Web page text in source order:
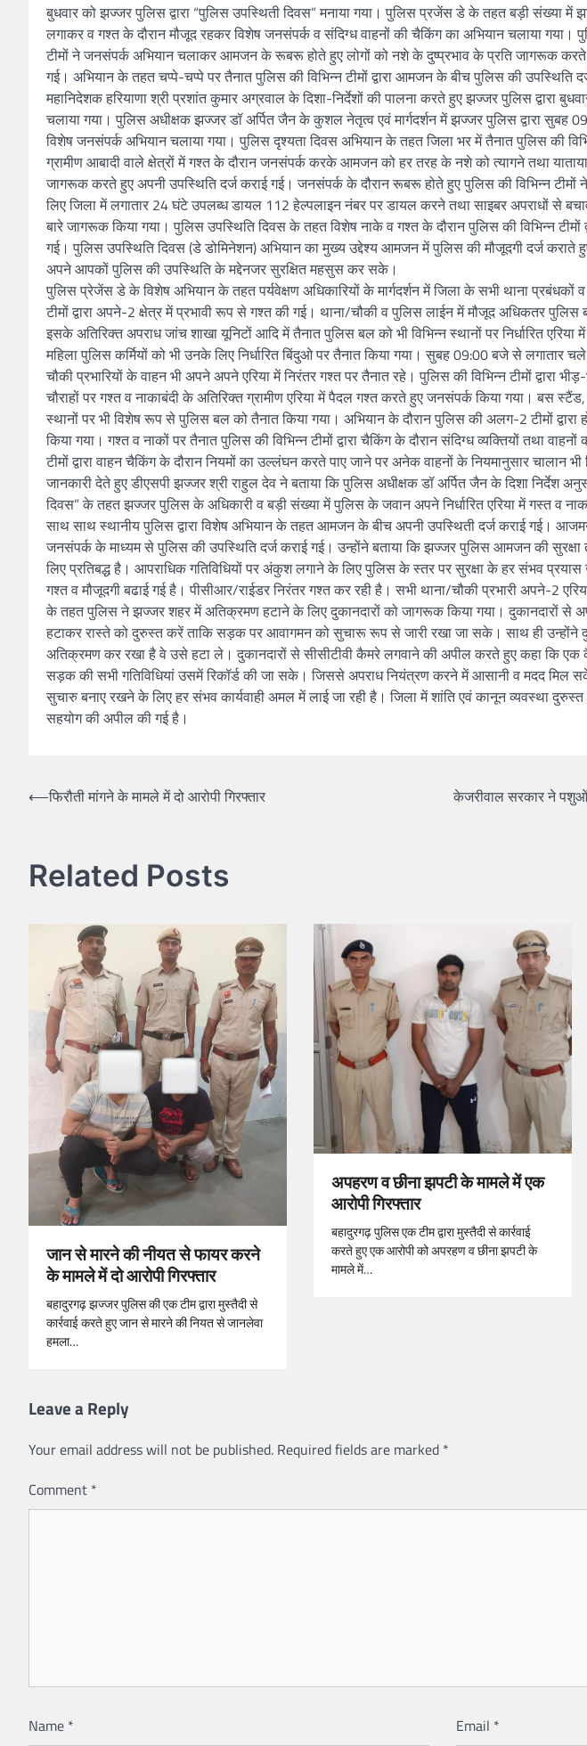
बुधवार को झज्जर पुलिस द्वारा “पुलिस उपस्थिती दिवस” मनाया गया। पुलिस प्रजेंस डे के तहत बड़ी संख्या में
लगाकर व गश्त के दौरान मौजूद रहकर विशेष जनसंपर्क व संदिग्ध वाहनों की चैकिंग का अभियान चलाया गया।
टीमों ने जनसंपर्क अभियान चलाकर आमजन के रूबरू होते हुए लोगों को नशे के दुष्प्रभाव के प्रति जागरूक
गई। अभियान के तहत चप्पे-चप्पे पर तैनात पुलिस की विभिन्न टीमों द्वारा आमजन के बीच पुलिस की उपस्थिति
महानिदेशक हरियाणा श्री प्रशांत कुमार अग्रवाल के दिशा-निर्देशों की पालना करते हुए झज्जर पुलिस द्वारा
चलाया गया। पुलिस अधीक्षक झज्जर डॉ अर्पित जैन के कुशल नेतृत्व एवं मार्गदर्शन में झज्जर पुलिस द्वारा
विशेष जनसंपर्क अभियान चलाया गया। पुलिस दृश्यता दिवस अभियान के तहत जिला भर में तैनात पुलिस की
ग्रामीण आबादी वाले क्षेत्रों में गश्त के दौरान जनसंपर्क करके आमजन को हर तरह के नशे को त्यागने तथा
जागरूक करते हुए अपनी उपस्थिति दर्ज कराई गई। जनसंपर्क के दौरान रूबरू होते हुए पुलिस की विभिन्न
लिए जिला में लगातार 24 घंटे उपलब्ध डायल 112 हेल्पलाइन नंबर पर डायल करने तथा साइबर अपराधों से
बारे जागरूक किया गया। पुलिस उपस्थिति दिवस के तहत विशेष नाके व गश्त के दौरान पुलिस की विभिन्न टीमों
गई। पुलिस उपस्थिति दिवस (डे डोमिनेशन) अभियान का मुख्य उद्देश्य आमजन में पुलिस की मौजूदगी दर्ज कराते
अपने आपकों पुलिस की उपस्थिति के मद्देनजर सुरक्षित महसुस कर सके।
पुलिस प्रेजेंस डे के विशेष अभियान के तहत पर्यवेक्षण अधिकारियों के मार्गदर्शन में जिला के सभी थाना
टीमों द्वारा अपने-2 क्षेत्र में प्रभावी रूप से गश्त की गई। थाना/चौकी व पुलिस लाईन में मौजूद अधिकतर
इसके अतिरिक्त अपराध जांच शाखा यूनिटों आदि में तैनात पुलिस बल को भी विभिन्न स्थानों पर निर्धारित
महिला पुलिस कर्मियों को भी उनके लिए निर्धारित बिंदुओ पर तैनात किया गया। सुबह 09:00 बजे से लगातार
चौकी प्रभारियों के वाहन भी अपने अपने एरिया में निरंतर गश्त पर तैनात रहे। पुलिस की विभिन्न टीमों द्वारा
चौराहों पर गश्त व नाकाबंदी के अतिरिक्त ग्रामीण एरिया में पैदल गश्त करते हुए जनसंपर्क किया गया। बस स्टैंड,
स्थानों पर भी विशेष रूप से पुलिस बल को तैनात किया गया। अभियान के दौरान पुलिस की अलग-2 टीमों द्वारा
किया गया। गश्त व नाकों पर तैनात पुलिस की विभिन्न टीमों द्वारा चैकिंग के दौरान संदिग्ध व्यक्तियों तथा
टीमों द्वारा वाहन चैकिंग के दौरान नियमों का उल्लंघन करते पाए जाने पर अनेक वाहनों के नियमानुसार चालान भी
जानकारी देते हुए डीएसपी झज्जर श्री राहुल देव ने बताया कि पुलिस अधीक्षक डॉ अर्पित जैन के दिशा निर्देश
दिवस” के तहत झज्जर पुलिस के अधिकारी व बड़ी संख्या में पुलिस के जवान अपने निर्धारित एरिया में गस्त व
साथ साथ स्थानीय पुलिस द्वारा विशेष अभियान के तहत आमजन के बीच अपनी उपस्थिती दर्ज कराई गई।
जनसंपर्क के माध्यम से पुलिस की उपस्थिति दर्ज कराई गई। उन्होंने बताया कि झज्जर पुलिस आमजन की
लिए प्रतिबद्ध है। आपराधिक गतिविधियों पर अंकुश लगाने के लिए पुलिस के स्तर पर सुरक्षा के हर संभव प्रयास
गश्त व मौजूदगी बढाई गई है। पीसीआर/राईडर निरंतर गश्त कर रही है। सभी थाना/चौकी प्रभारी अपने-2
के तहत पुलिस ने झज्जर शहर में अतिक्रमण हटाने के लिए दुकानदारों को जागरूक किया गया। दुकानदारों से
हटाकर रास्ते को दुरुस्त करें ताकि सड़क पर आवागमन को सुचारू रूप से जारी रखा जा सके। साथ ही उन्होंने
अतिक्रमण कर रखा है वे उसे हटा ले। दुकानदारों से सीसीटीवी कैमरे लगवाने की अपील करते हुए कहा कि
सड़क की सभी गतिविधियां उसमें रिकॉर्ड की जा सके। जिससे अपराध नियंत्रण करने में आसानी व मदद मिल
सुचारु बनाए रखने के लिए हर संभव कार्यवाही अमल में लाई जा रही है। जिला में शांति एवं कानून व्यवस्था
सहयोग की अपील की गई है।
⟵फिरौती मांगने के मामले में दो आरोपी गिरफ्तार
केजरीवाल सरकार ने पशुओं
Related Posts
जान से मारने की नीयत से फायर करने
के मामले में दो आरोपी गिरफ्तार
बहादुरगढ़ झज्जर पुलिस की एक टीम द्वारा मुस्तैदी से
कार्रवाई करते हुए जान से मारने की नियत से जानलेवा
हमला…
अपहरण व छीना झपटी के मामले में एक
आरोपी गिरफ्तार
बहादुरगढ़ पुलिस एक टीम द्वारा मुस्तैदी से कार्रवाई
करते हुए एक आरोपी को अपरहण व छीना झपटी के
मामले में…
Leave a Reply
Your email address will not be published. Required fields are marked *
Comment *
Name * Email *